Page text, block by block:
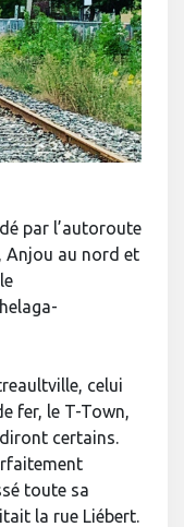
par l’autoroute
Anjou au nord et
celui
fer, le T-Town,
certains.
toute sa
la rue Liébert.